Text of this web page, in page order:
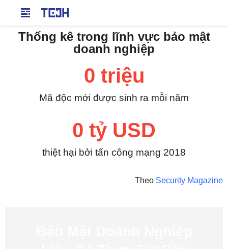
Thống kê trong lĩnh vực bảo mật
doanh nghiệp
Mã độc mới được sinh ra mỗi năm
0 triệu
thiệt hại bởi tấn công mạng 2018
0 tỷ USD
Theo Security Magazine